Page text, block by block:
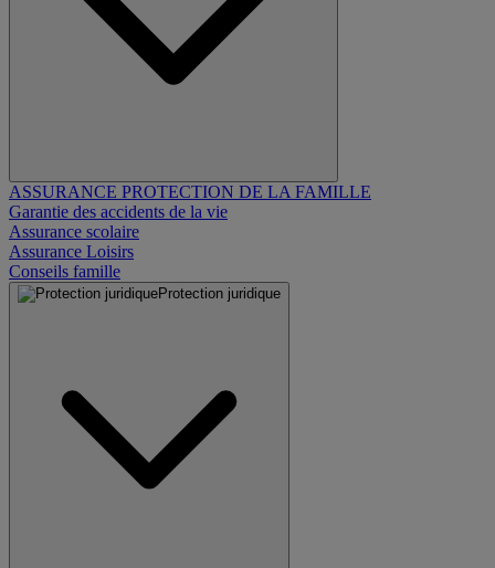
ASSURANCE PROTECTION DE LA FAMILLE
Garantie des accidents de la vie
Assurance scolaire
Assurance Loisirs
Conseils famille
Protection juridique